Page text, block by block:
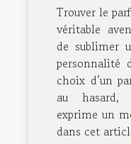
Trouver le
véritable
de sublimer
personnalité
choix d’un
au hasard,
exprime un
dans cet